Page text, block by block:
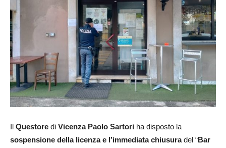
Il Questore di Vicenza Paolo Sartori ha disposto la
sospensione della licenza e l’immediata chiusuradel “Bar